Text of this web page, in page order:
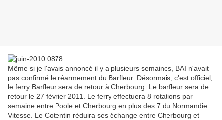
Même si je l'avais annoncé il y a plusieurs semaines, BAI n'avait
pas confirmé le réarmement du Barfleur. Désormais, c'est officiel,
le ferry Barfleur sera de retour à Cherbourg. Le barfleur sera de
retour le 27 février 2011. Le ferry effectuera 8 rotations par
semaine entre Poole et Cherbourg en plus des 7 du Normandie
Vitesse. Le Cotentin réduira ses échange entre Cherbourg et